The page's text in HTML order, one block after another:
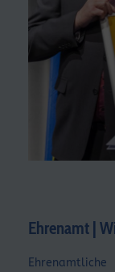
Ehrenamt |